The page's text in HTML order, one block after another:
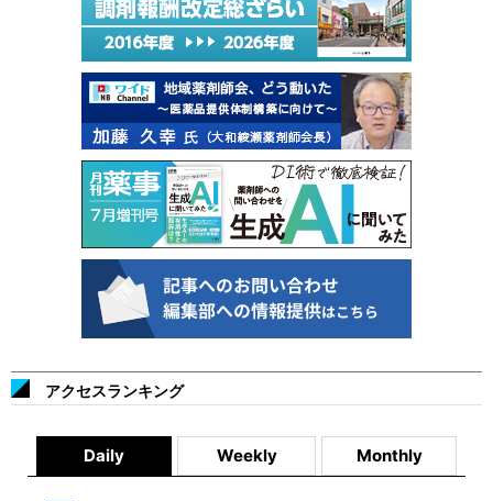
アクセスランキング
Daily Weekly Monthly